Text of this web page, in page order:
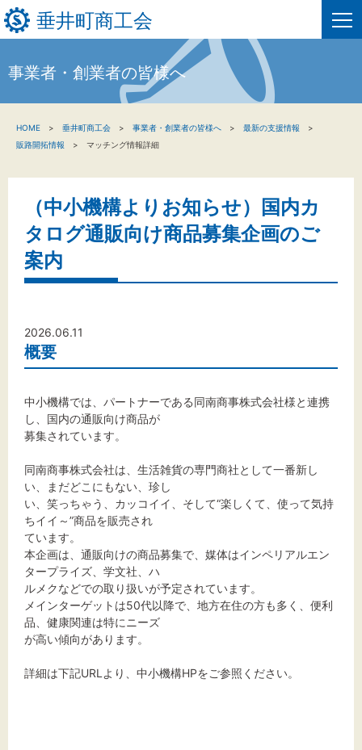
垂井町商工会
新着情報
関係機関の方へ
垂井町商工会について
文字サイズ
背景色
事業者・創業者の皆様へ
HOME 垂井町商工会 事業者・創業者の皆様へ
最新の支援情報
販路開拓情報
マッチング情報詳細
（中小機構よりお知らせ）国内カ
タログ通販向け商品募集企画のご
案内
2026.06.11
概要
中小機構では、パートナーである同南商事株式会社様と連携
し、国内の通販向け商品が
募集されています。
同南商事株式会社は、生活雑貨の専門商社として一番新し
い、まだどこにもない、珍し
い、笑っちゃう、カッコイイ、そして“楽しくて、使って気持
ちイイ～”商品を販売され
ています。
本企画は、通販向けの商品募集で、媒体はインペリアルエン
タープライズ、学文社、ハ
ルメクなどでの取り扱いが予定されています。
メインターゲットは50代以降で、地方在住の方も多く、便利
品、健康関連は特にニーズ
が高い傾向があります。
詳細は下記URLより、中小機構HPをご参照ください。